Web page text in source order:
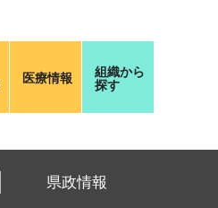
医療情報
組織から
探す
県政情報